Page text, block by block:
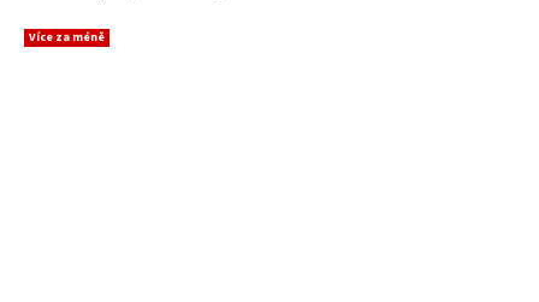
Více za méně